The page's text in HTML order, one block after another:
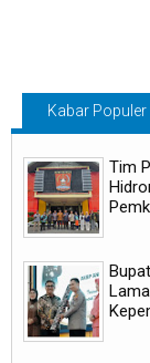
Kabar Populer
Tim